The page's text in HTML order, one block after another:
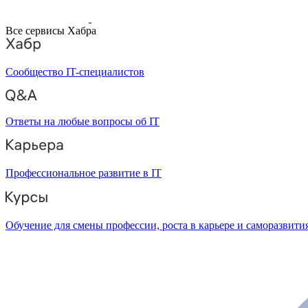
Все сервисы Хабра
Сообщество IT-специалистов
Ответы на любые вопросы об IT
Профессиональное развитие в IT
Обучение для смены профессии, роста в карьере и